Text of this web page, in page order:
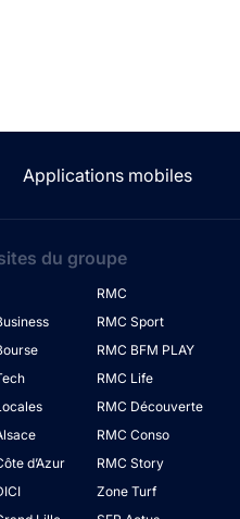
Applications mobiles
du groupe
d’Azur
RMC
RMC Sport
RMC BFM PLAY
RMC Life
RMC Découverte
RMC Conso
RMC Story
Zone Turf